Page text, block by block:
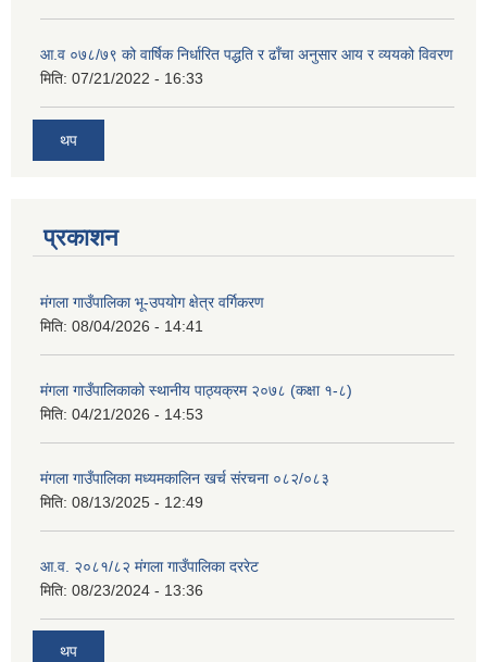
आ.व ०७८/७९ को वार्षिक निर्धारित पद्धति र ढाँचा अनुसार आय र व्ययको विवरण
मिति: 07/21/2022 - 16:33
थप
प्रकाशन
मंगला गाउँपालिका भू-उपयोग क्षेत्र वर्गिकरण
मिति: 08/04/2026 - 14:41
मंगला गाउँपालिकाको स्थानीय पाठ्यक्रम २०७८ (कक्षा १-८)
मिति: 04/21/2026 - 14:53
मंगला गाउँपालिका मध्यमकालिन खर्च संरचना ०८२/०८३
मिति: 08/13/2025 - 12:49
आ.व. २०८१/८२ मंगला गाउँपालिका दररेट
मिति: 08/23/2024 - 13:36
थप